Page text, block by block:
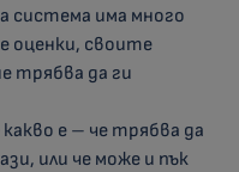
система има много
оценки, своите
трябва да ги
е – че трябва да
или че може и пък